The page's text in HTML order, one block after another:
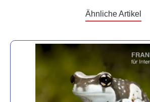
Ähnliche Artikel